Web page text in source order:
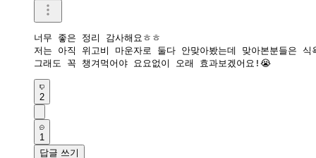
너무 좋은 정리 감사해요ㅎㅎ
저는 아직 위고비 마운자로 둘다 안맞아봤는데 맞아본분들은
그래도 꼭 챙겨먹어야 요요없이 오래 효과보겠어요!😭
2
1
답글 쓰기